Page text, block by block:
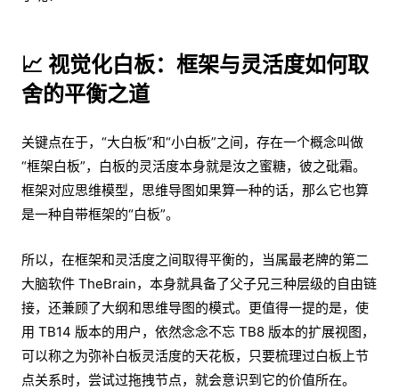
📈 视觉化白板：框架与灵活度如何取
舍的平衡之道
关键点在于，“大白板”和“小白板”之间，存在一个概念叫做
“框架白板”，白板的灵活度本身就是汝之蜜糖，彼之砒霜。
框架对应思维模型，思维导图如果算一种的话，那么它也算
是一种自带框架的“白板”。
所以，在框架和灵活度之间取得平衡的，当属最老牌的第二
大脑软件 TheBrain，本身就具备了父子兄三种层级的自由链
接，还兼顾了大纲和思维导图的模式。更值得一提的是，使
用 TB14 版本的用户，依然念念不忘 TB8 版本的扩展视图，
可以称之为弥补白板灵活度的天花板，只要梳理过白板上节
点关系时，尝试过拖拽节点，就会意识到它的价值所在。